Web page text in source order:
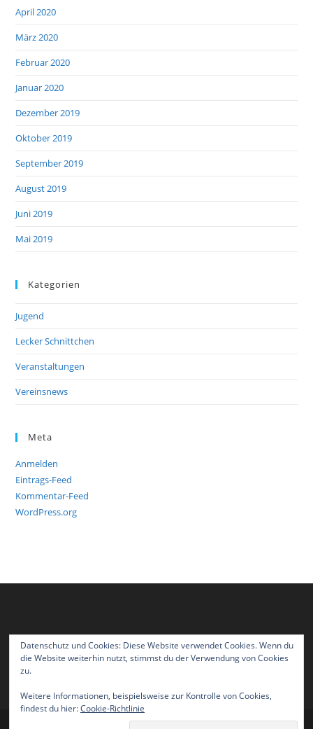
Datenschutz und Cookies: Diese Website verwendet Cookies. Wenn du
die Website weiterhin nutzt, stimmst du der Verwendung von Cookies
zu.
Weitere Informationen, beispielsweise zur Kontrolle von Cookies,
findest du hier:Cookie-Richtlinie
April 2020
März 2020
Februar 2020
Januar 2020
Dezember 2019
Oktober 2019
September 2019
August 2019
Juni 2019
Mai 2019
Kategorien
Jugend
Lecker Schnittchen
Veranstaltungen
Vereinsnews
Meta
Anmelden
Eintrags-Feed
Kommentar-Feed
WordPress.org
Datenschutzerklärung